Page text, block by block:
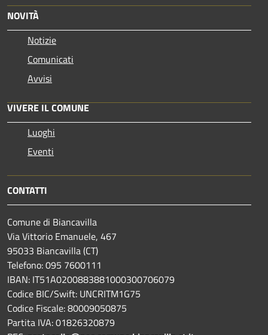
NOVITÀ
Notizie
Comunicati
Avvisi
VIVERE IL COMUNE
Luoghi
Eventi
CONTATTI
Comune di Biancavilla
Via Vittorio Emanuele, 467
95033 Biancavilla (CT)
Telefono: 095 7600111
IBAN: IT51A0200883881000300706079
Codice BIC/Swift: UNCRITM1G75
Codice Fiscale: 80009050875
Partita IVA: 01826320879